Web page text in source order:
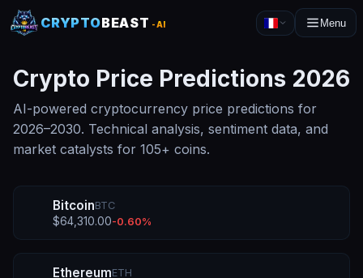
CRYPTOBEAST -AI Menu
Crypto Price Predictions 2026
AI-powered cryptocurrency price predictions for
2026–2030. Technical analysis, sentiment data, and
market catalysts for 105+ coins.
BitcoinBTC
$64,310.00-0.60%
EthereumETH